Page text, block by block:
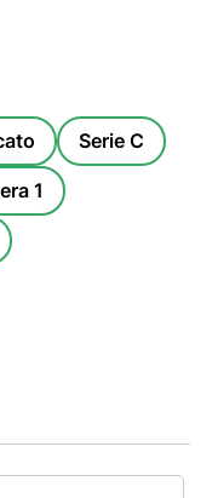
Serie C
1